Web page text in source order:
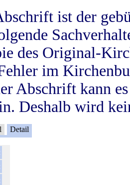
ist der
des Original-
im
Abschrift kann
Deshalb wird
Detail